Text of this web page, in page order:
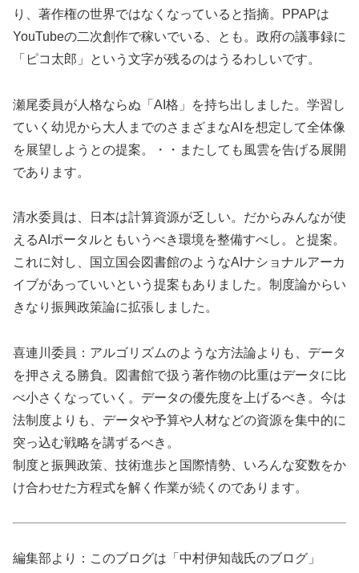
り、著作権の世界ではなくなっていると指摘。PPAPは
YouTubeの二次創作で稼いでいる、とも。政府の議事録に
「ピコ太郎」という文字が残るのはうるわしいです。
瀬尾委員が人格ならぬ「AI格」を持ち出しました。学習し
ていく幼児から大人までのさまざまなAIを想定して全体像
を展望しようとの提案。・・またしても風雲を告げる展開
であります。
清水委員は、日本は計算資源が乏しい。だからみんなが使
えるAIポータルともいうべき環境を整備すべし。と提案。
これに対し、国立国会図書館のようなAIナショナルアーカ
イブがあっていいという提案もありました。制度論からい
きなり振興政策論に拡張しました。
喜連川委員：アルゴリズムのような方法論よりも、データ
を押さえる勝負。図書館で扱う著作物の比重はデータに比
べ小さくなっていく。データの優先度を上げるべき。今は
法制度よりも、データや予算や人材などの資源を集中的に
突っ込む戦略を講ずるべき。
制度と振興政策、技術進歩と国際情勢、いろんな変数をか
け合わせた方程式を解く作業が続くのであります。
編集部より：このブログは「中村伊知哉氏のブログ」